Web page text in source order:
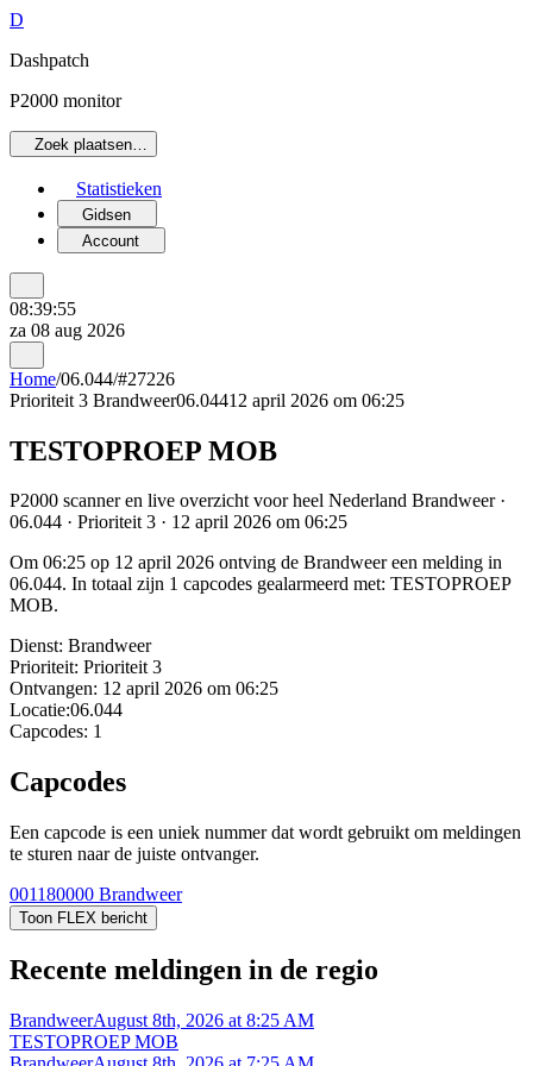
D
Dashpatch
P2000 monitor
Zoek plaatsen…
Statistieken
Gidsen
Account
08:39:55
za 08 aug 2026
Home/06.044/#27226
Prioriteit 3 Brandweer06.04412 april 2026 om 06:25
TESTOPROEP MOB
P2000 scanner en live overzicht voor heel Nederland Brandweer ·
06.044 · Prioriteit 3 · 12 april 2026 om 06:25
Om 06:25 op 12 april 2026 ontving de Brandweer een melding in
06.044. In totaal zijn 1 capcodes gealarmeerd met: TESTOPROEP
MOB.
Dienst: Brandweer
Prioriteit: Prioriteit 3
Ontvangen: 12 april 2026 om 06:25
Locatie:06.044
Capcodes: 1
Capcodes
Een capcode is een uniek nummer dat wordt gebruikt om meldingen
te sturen naar de juiste ontvanger.
001180000 Brandweer
Toon FLEX bericht
Recente meldingen in de regio
BrandweerAugust 8th, 2026 at 8:25 AM
TESTOPROEP MOB